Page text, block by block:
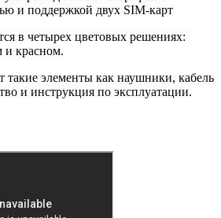
в четырех цветовых решениях:
и красном.
такие элементы как наушники, кабель
и инструкция по эксплуатации.